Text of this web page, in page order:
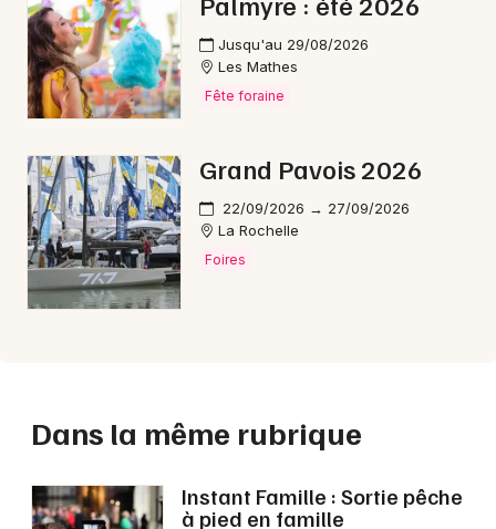
Jusqu'au 29/08/2026
Les Mathes
Fête foraine
Grand Pavois 2026
22/09/2026 → 27/09/2026
La Rochelle
Foires
Dans la même rubrique
Instant Famille : Sortie pêche
à pied en famille